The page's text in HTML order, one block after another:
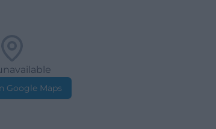
Google Maps